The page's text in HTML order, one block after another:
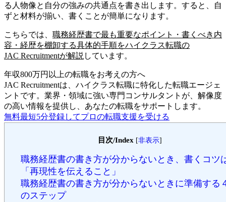
る人物像と自分の強みの共通点を書き出します。すると、自
ずと材料が揃い、書くことが簡単になります。
こちらでは、 職務経歴書で最も重要なポイント・書くべき内
容・経歴を棚卸する具体的手順をハイクラス転職の
JAC Recruitmentが解説 しています。
年収800万円以上の転職をお考えの方へ
JAC Recruitmentは、ハイクラス転職に特化した転職エージェ
ントです。 業界・領域に強い専門コンサルタントが、解像度
の高い情報を提供し、あなたの転職をサポートします。
無料最短5分登録してプロの転職支援を受ける
目次/Index [非表示]
職務経歴書の書き方が分からないとき、書くコツ
「再現性を伝えること」
職務経歴書の書き方が分からないときに準備する
のステップ